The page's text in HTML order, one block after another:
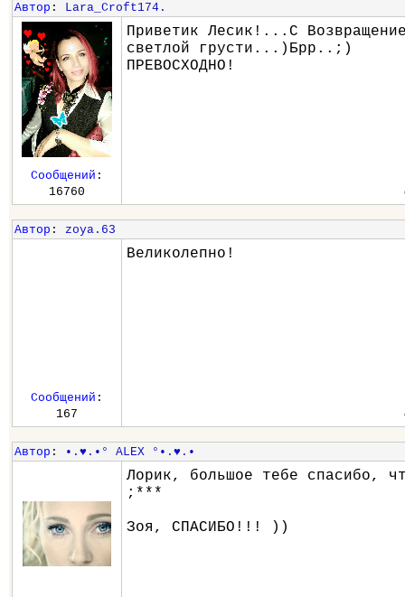
Автор : Lara_Croft174.
Приветик Лесик!...С
светлой грусти...)Брр..;)
ПРЕВОСХОДНО!
Сообщений :
16760
Автор : zoya.63
Великолепно!
Сообщений :
167
Автор : •.♥.•° ALEX °•.♥.•
Лорик, большое тебе спасибо,
;***
Зоя, СПАСИБО!!! ))